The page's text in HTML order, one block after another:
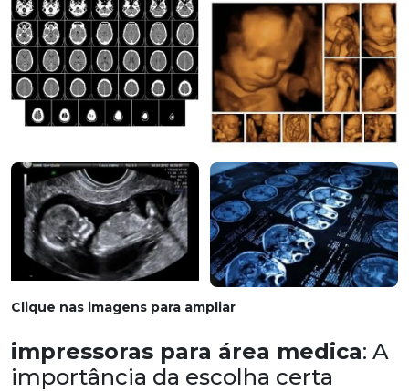
Clique nas imagens para ampliar
impressoras para área medica: A
importância da escolha certa